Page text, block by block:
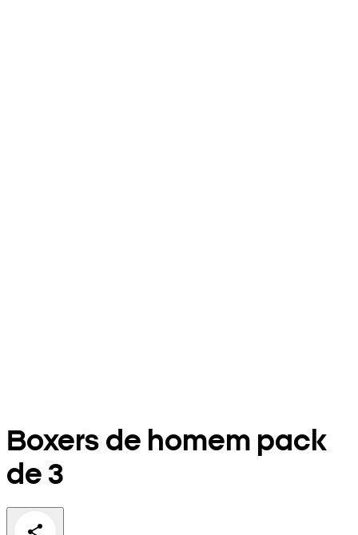
Boxers de homem pack
de 3